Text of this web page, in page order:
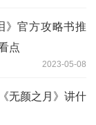
》官方攻略书推
点
2023-05-08
无颜之月》讲什